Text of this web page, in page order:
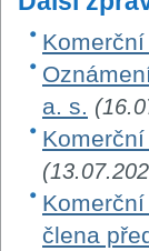
a. s.
člena